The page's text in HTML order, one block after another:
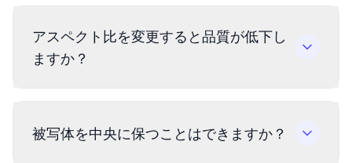
アスペクト比を変更すると品質が低下し
ますか？
被写体を中央に保つことはできますか？